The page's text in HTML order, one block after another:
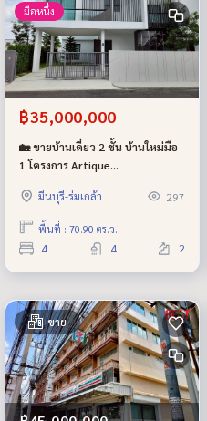
มือหนึ่ง
฿35,000,000
🏡 ขายบ้านเดี่ยว 2 ชั้น บ้านใหม่มือ
1 โครงการ Artique
Revoque
มีนบุรี-ร่มเกล้า 297
พื้นที่ : 70.90 ตร.ว.
4 4 2
ขาย